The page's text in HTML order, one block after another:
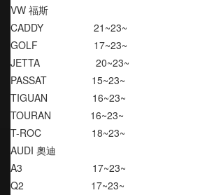
VW 福斯
CADDY                  21~23~
GOLF                    17~23~
JETTA                    20~23~
PASSAT                15~23~
TIGUAN                16~23~
TOURAN              16~23~
T-ROC                  18~23~
AUDI 奧迪
A3                         17~23~
Q2                        17~23~